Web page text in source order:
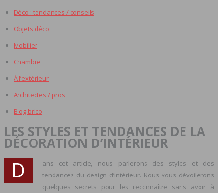
Déco : tendances / conseils
Objets déco
Mobilier
Chambre
À l’extérieur
Architectes / pros
Blog brico
LES STYLES ET TENDANCES DE LA
DÉCORATION D’INTÉRIEUR
D
ans cet article, nous parlerons des styles et des
tendances du design d’intérieur. Nous vous dévoilerons
quelques secrets pour les reconnaître sans avoir à